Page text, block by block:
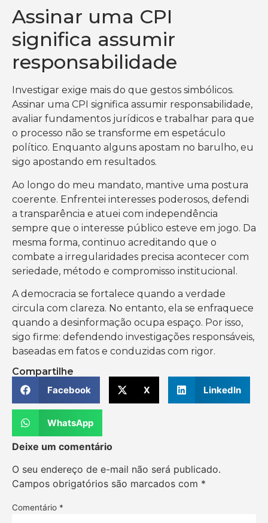
Assinar uma CPI
significa assumir
responsabilidade
Investigar exige mais do que gestos simbólicos.
Assinar uma CPI significa assumir responsabilidade,
avaliar fundamentos jurídicos e trabalhar para que
o processo não se transforme em espetáculo
político. Enquanto alguns apostam no barulho, eu
sigo apostando em resultados.
Ao longo do meu mandato, mantive uma postura
coerente. Enfrentei interesses poderosos, defendi
a transparência e atuei com independência
sempre que o interesse público esteve em jogo. Da
mesma forma, continuo acreditando que o
combate a irregularidades precisa acontecer com
seriedade, método e compromisso institucional.
A democracia se fortalece quando a verdade
circula com clareza. No entanto, ela se enfraquece
quando a desinformação ocupa espaço. Por isso,
sigo firme: defendendo investigações responsáveis,
baseadas em fatos e conduzidas com rigor.
Compartilhe
Facebook
X LinkedIn
WhatsApp
Deixe um comentário
O seu endereço de e-mail não será publicado.
Campos obrigatórios são marcados com *
Comentário *